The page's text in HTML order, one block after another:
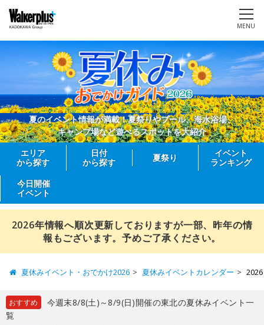
MENU
夏のイベント情報が満載！夏祭りやプール、海水浴場、
キャンプ場など遊べるスポットを大紹介
エリア
から探す
日付
から探す
夏祭り
イベント
ランキング
今日開催
イベント
2026年情報へ順次更新しておりますが一部、昨年の情
報もございます。予めご了承ください。
夏休みイベント・おでかけ2026 夏休みイベントカレンダー
おすすめ
今週末8/8(土)～8/9(日)開催の東北の夏休みイベント一
覧